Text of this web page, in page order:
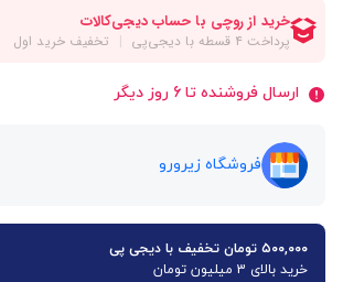
ارسال فروشنده تا 6 روز دیگر
فروشگاه زیرورو
۵۰۰,۰۰۰ تومان تخفیف با دیجی پی
خرید بالای 3 میلیون تومان